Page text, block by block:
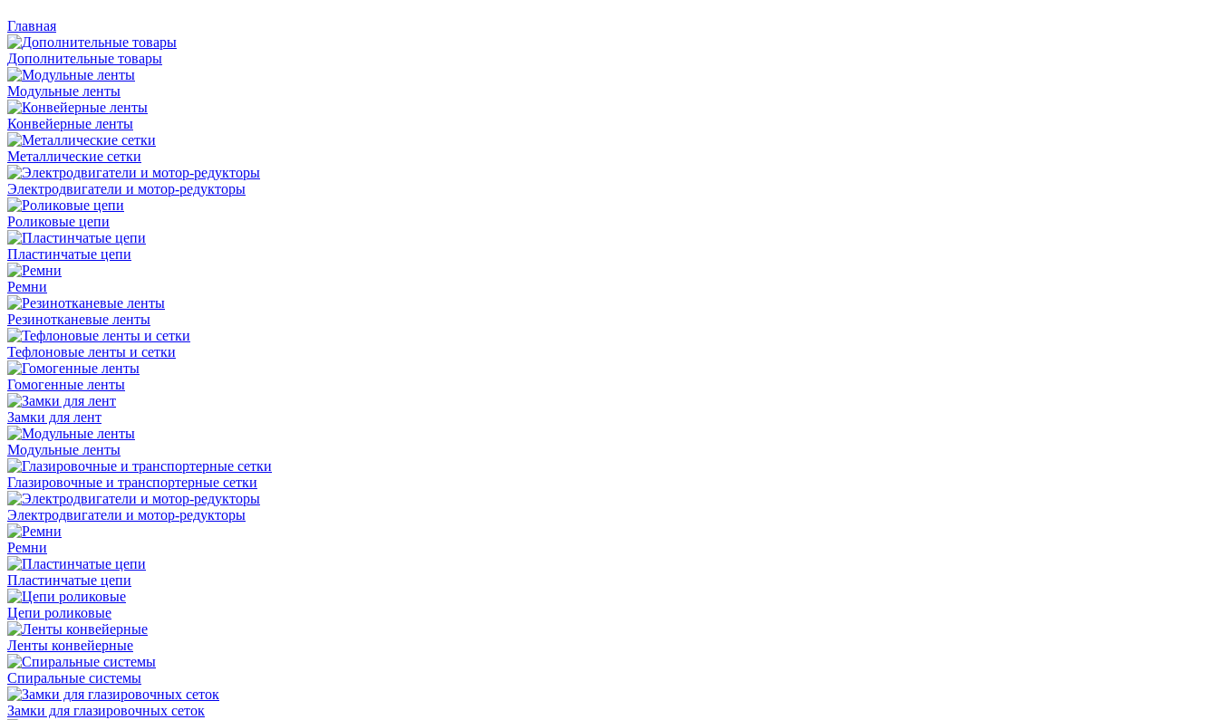
Главная
Дополнительные товары
Модульные ленты
Конвейерные ленты
Металлические сетки
Электродвигатели и мотор-редукторы
Роликовые цепи
Пластинчатые цепи
Ремни
Резинотканевые ленты
Тефлоновые ленты и сетки
Гомогенные ленты
Замки для лент
Модульные ленты
Глазировочные и транспортерные сетки
Электродвигатели и мотор-редукторы
Ремни
Пластинчатые цепи
Цепи роликовые
Ленты конвейерные
Спиральные системы
Замки для глазировочных сеток